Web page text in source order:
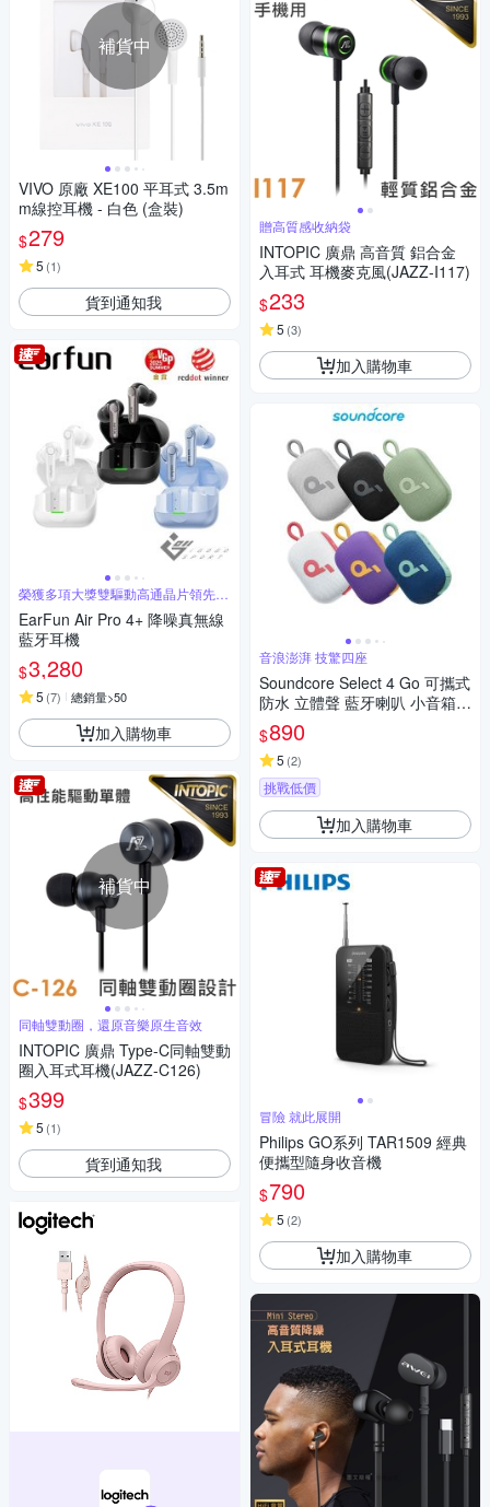
補貨中
VIVO 原廠 XE100 平耳式 3.5m
m線控耳機 - 白色 (盒裝)
$279
5 (1)
貨到通知我
榮獲多項大獎雙驅動高通晶片領先架
構
EarFun Air Pro 4+ 降噪真無線
藍牙耳機
$3,280
5 (7) 總銷量>50
加入購物車
補貨中
同軸雙動圈，還原音樂原生音效
INTOPIC 廣鼎 Type-C同軸雙動
圈入耳式耳機(JAZZ-C126)
$399
5 (1)
貨到通知我
贈高質感收納袋
INTOPIC 廣鼎 高音質 鋁合金
入耳式 耳機麥克風(JAZZ-I117)
$233
5 (3)
加入購物車
音浪澎湃 技驚四座
Soundcore Select 4 Go 可攜式
防水 立體聲 藍牙喇叭 小音箱
藍芽音響 桌面喇叭
$890
5 (2)
挑戰低價
加入購物車
冒險 就此展開
Philips GO系列 TAR1509 經典
便攜型隨身收音機
$790
5 (2)
加入購物車